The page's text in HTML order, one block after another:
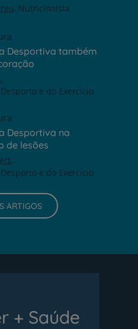
Nutricionista
Desportiva também
e do Exercício
Desportiva na
de lesões
e do Exercício
ARTIGOS
+ Saúde